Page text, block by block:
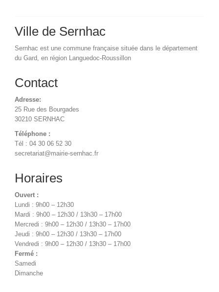
Ville de Sernhac
Sernhac est une commune française située dans le département
du Gard, en région Languedoc-Roussillon
Contact
Adresse:
25 Rue des Bourgades
30210 SERNHAC
Téléphone :
Tél : 04 30 06 52 30
secretariat@mairie-sernhac.fr
Horaires
Ouvert :
Lundi : 9h00 – 12h30
Mardi : 9h00 – 12h30 / 13h30 – 17h00
Mercredi : 9h00 – 12h30 / 13h30 – 17h00
Jeudi : 9h00 – 12h30 / 13h30 – 17h00
Vendredi : 9h00 – 12h30 / 13h30 – 17h00
Fermé :
Samedi
Dimanche